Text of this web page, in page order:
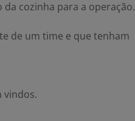
cozinha para a operação.
de um time e que tenham
vindos.